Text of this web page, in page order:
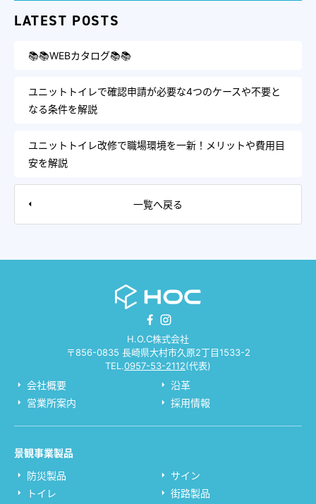
LATEST POSTS
📚📚WEBカタログ📚📚
ユニットトイレで確認申請が必要な4つのケースや不要と
なる条件を解説
ユニットトイレ改修で職場環境を一新！メリットや費用目
安を解説
一覧へ戻る
H.O.C株式会社
〒856-0835 長崎県大村市久原2丁目1533-2
TEL.0957-53-2112(代表)
会社概要
沿革
営業所案内
採用情報
景観事業製品
防災製品
トイレ
サイン
街路製品